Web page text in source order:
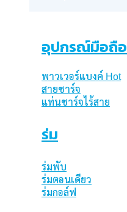
อุปกรณ์มือถือ
พาวเวอร์แบงค์
สายชาร์จ
แท่นชาร์จไร้สาย
ร่ม
ร่มพับ
ร่มตอนเดียว
ร่มกอล์ฟ